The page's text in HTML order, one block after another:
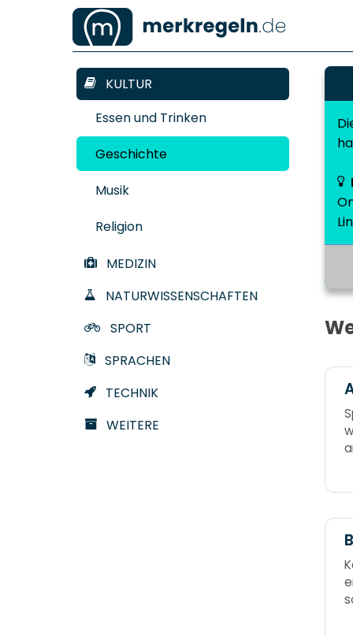
KULTUR
Essen und Trinken
Geschichte
Musik
Religion
MEDIZIN
NATURWISSENSCHAFTEN
SPORT
SPRACHEN
TECHNIK
WEITERE